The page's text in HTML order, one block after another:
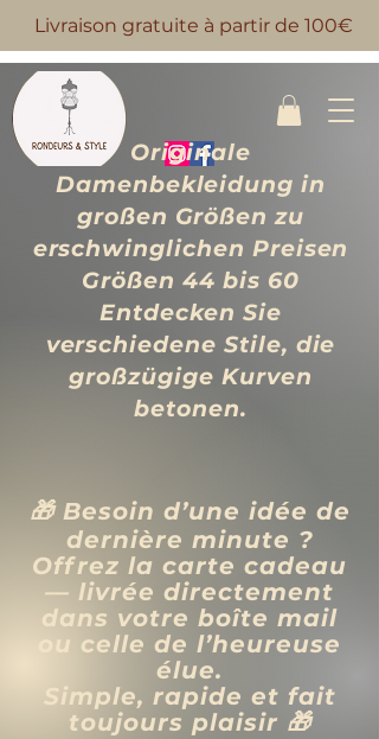
Livraison gratuite à partir de 100€
Originale
Damenbekleidung in
großen Größen zu
erschwinglichen Preisen
Größen 44 bis 60
Entdecken Sie
verschiedene Stile, die
großzügige Kurven
betonen.
🎁 Besoin d’une idée de
dernière minute ?
Offrez la carte cadeau
— livrée directement
dans votre boîte mail
ou celle de l’heureuse
élue.
Simple, rapide et fait
toujours plaisir 🎁